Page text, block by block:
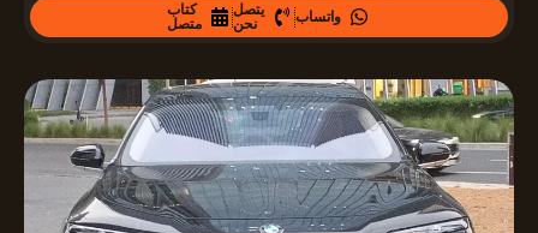
4
7
o
u
o
واتساب
يتصل
نحن
كتاب
متصل